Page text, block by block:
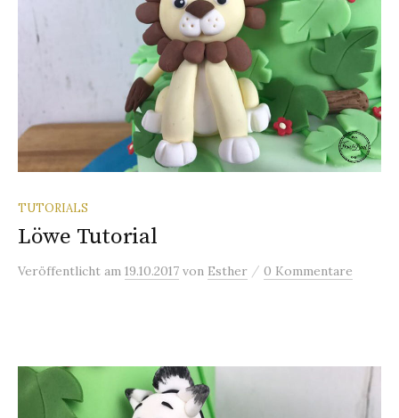
n
a
c
TUTORIALS
Löwe Tutorial
Veröffentlicht am 19.10.2017 von Esther / 0 Kommentare